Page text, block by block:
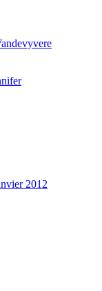
2012